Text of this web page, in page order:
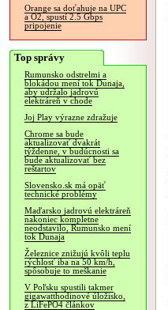
Orange sa doťahuje na UPC
a O2, spustí 2.5 Gbps
pripojenie
Top správy
Rumunsko odstrelmi a
blokádou mení tok Dunaja,
aby udržalo jadrovú
elektráreň v chode
Joj Play výrazne zdražuje
Chrome sa bude
aktualizovať dvakrát
týždenne, v budúcnosti sa
bude aktualizovať bez
reštartov
Slovensko.sk má opäť
technické problémy
Maďarsko jadrovú elektráreň
nakoniec kompletne
neodstavilo, Rumunsko mení
tok Dunaja
Železnice znižujú kvôli teplu
rýchlosť iba na 50 km/h,
spôsobuje to meškanie
V Poľsku spustili takmer
gigawatthodinové úložisko,
z LiFePO4 článkov